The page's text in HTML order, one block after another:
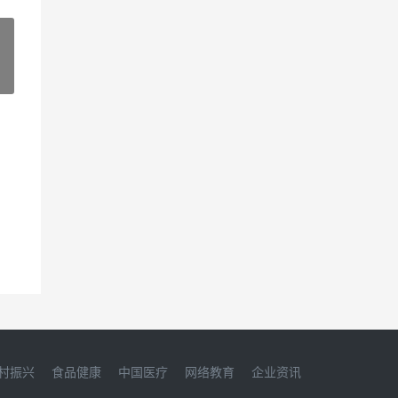
振兴 食品健康 中国医疗 网络教育 企业资讯